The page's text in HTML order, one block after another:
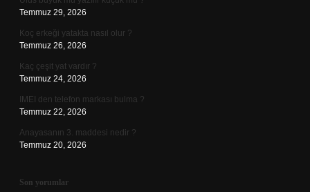
Temmuz 29, 2026
Koç erkeği yatakta nasıl olur ?
Temmuz 26, 2026
Kaç çeşit yat vardır ?
Temmuz 24, 2026
IMEI den telefon markası bulma ?
Temmuz 22, 2026
Anayasanın 3. maddesi nedir ?
Temmuz 20, 2026
Son yorumlar